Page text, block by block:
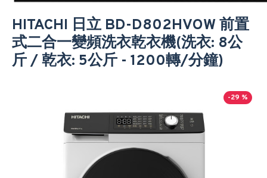
HITACHI 日立 BD-D802HVOW 前置
式二合一變頻洗衣乾衣機(洗衣: 8公
斤 / 乾衣: 5公斤 - 1200轉/分鐘)
-29 %